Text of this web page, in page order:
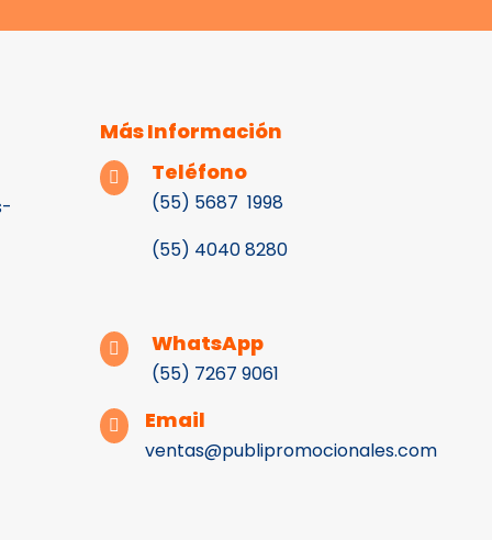
Más Información
 Teléfono
(55) 5687 1998
(55) 4040 8280
 WhatsApp
(55) 7267 9061
 Email
ventas@publipromocionales.com